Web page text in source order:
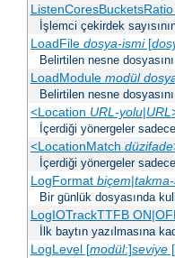
ListenCoresBucketsRatio
İşlemci çekirdek
LoadFile dosya-ismi[
Belirtilen nesne
LoadModule modül
Belirtilen nesne
<Location URL-yolu|URL
İçerdiği yönergeler
<LocationMatch düzifade
İçerdiği yönergeler
LogFormat biçem|
Bir günlük dosyasında
LogIOTrackTTFB
İlk baytın yazılmasına
LogLevel [modül:]seviye[